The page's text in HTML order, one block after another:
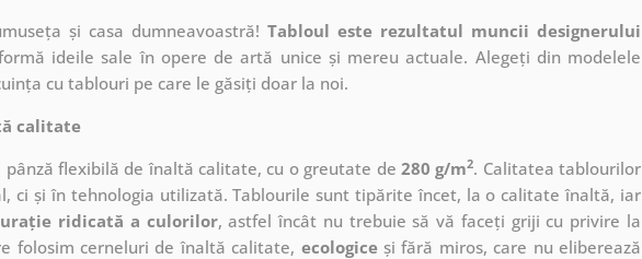
și casa dumneavoastră! Tabloul este rezultatul muncii designerului
ideile sale în opere de artă unice și mereu actuale. Alegeți din modelele
cu tablouri pe care le găsiți doar la noi.
calitate
flexibilă de înaltă calitate, cu o greutate de 280 g/m2. Calitatea tablourilor
ci și în tehnologia utilizată. Tablourile sunt tipărite încet, la o calitate înaltă, iar
ridicată a culorilor, astfel încât nu trebuie să vă faceți griji cu privire la
folosim cerneluri de înaltă calitate, ecologiceși fără miros, care nu eliberează